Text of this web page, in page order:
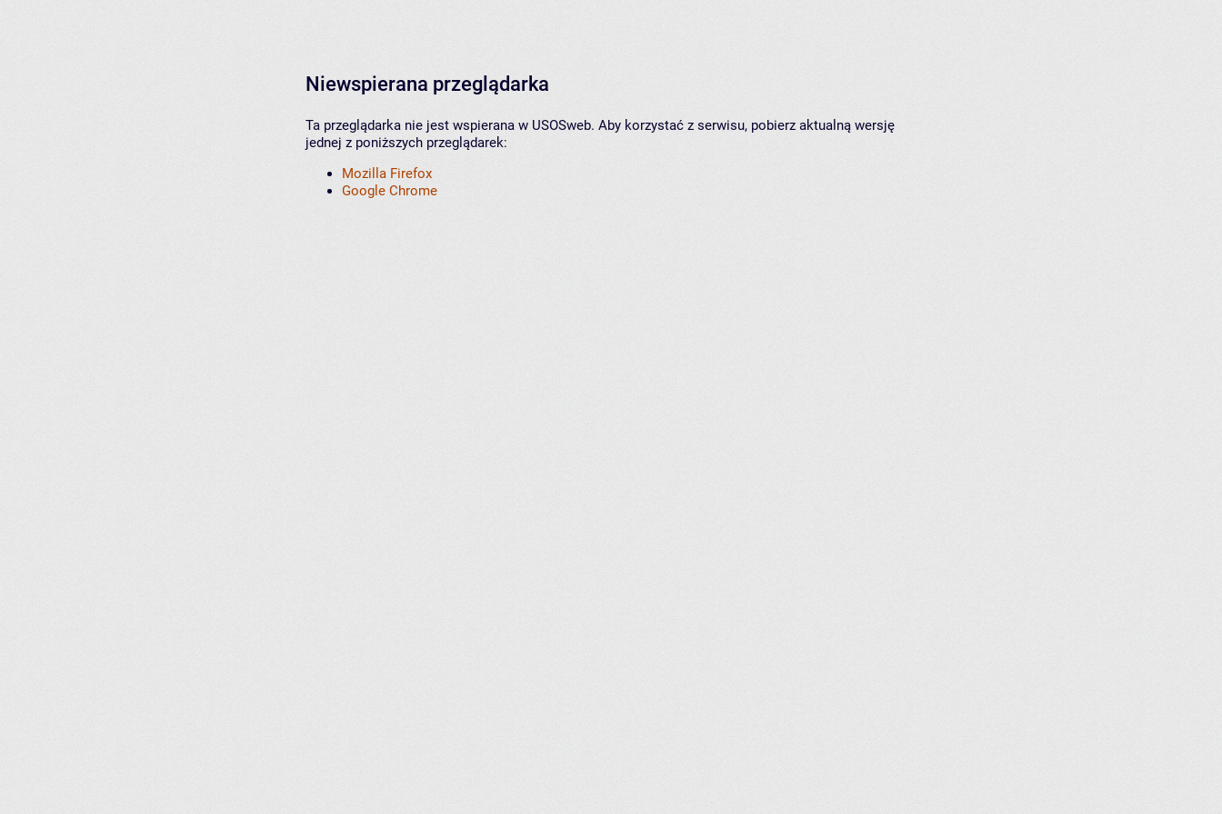
Niewspierana przeglądarka
Ta przeglądarka nie jest wspierana w USOSweb. Aby korzystać z serwisu, pobierz aktualną wersję
jednej z poniższych przeglądarek:
Mozilla Firefox
Google Chrome